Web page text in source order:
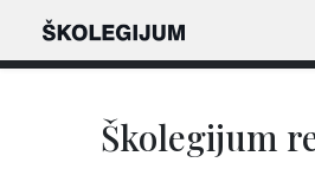
Školegijum